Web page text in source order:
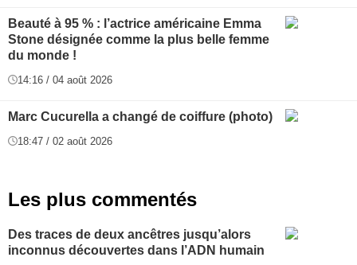
Beauté à 95 % : l’actrice américaine Emma
Stone désignée comme la plus belle femme
du monde !
14:16 / 04 août 2026
Marc Cucurella a changé de coiffure (photo)
18:47 / 02 août 2026
Les plus commentés
Des traces de deux ancêtres jusqu’alors
inconnus découvertes dans l’ADN humain